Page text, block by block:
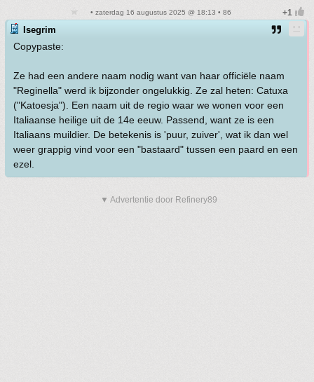
• zaterdag 16 augustus 2025 @ 18:13 • 86
Isegrim
Copypaste:
Ze had een andere naam nodig want van haar officiële naam
"Reginella" werd ik bijzonder ongelukkig. Ze zal heten: Catuxa
("Katoesja"). Een naam uit de regio waar we wonen voor een
Italiaanse heilige uit de 14e eeuw. Passend, want ze is een
Italiaans muildier. De betekenis is 'puur, zuiver', wat ik dan wel
weer grappig vind voor een "bastaard" tussen een paard en een
ezel.
▼ Advertentie door Refinery89